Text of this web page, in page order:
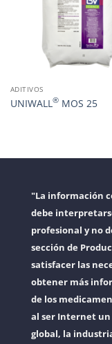
ADITIVOS
UNIWALL ®MOS 25
"La información
debe
profesional y no
sección de
satisfacer las
obtener más
de los
al ser Internet
global, la